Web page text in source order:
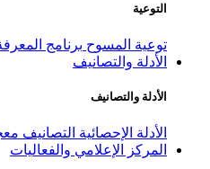
التوعية
توعية المسوح برنامج
الأدلة والتصانيف
الأدلة والتصانيف
الأدلة الإحصائية التصانيف
المركز الإعلامي والفعاليات